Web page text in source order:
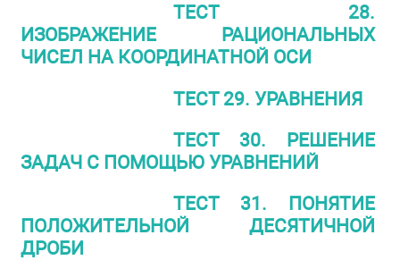
ТЕСТ 28.
ИЗОБРАЖЕНИЕ РАЦИОНАЛЬНЫХ
ЧИСЕЛ НА КООРДИНАТНОЙ ОСИ
ТЕСТ 29. УРАВНЕНИЯ
ТЕСТ 30. РЕШЕНИЕ
ЗАДАЧ С ПОМОЩЬЮ УРАВНЕНИЙ
ТЕСТ 31. ПОНЯТИЕ
ПОЛОЖИТЕЛЬНОЙ ДЕСЯТИЧНОЙ
ДРОБИ